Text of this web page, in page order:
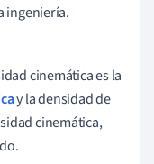
ingeniería.
cinemática es la
y la densidad de
cinemática,